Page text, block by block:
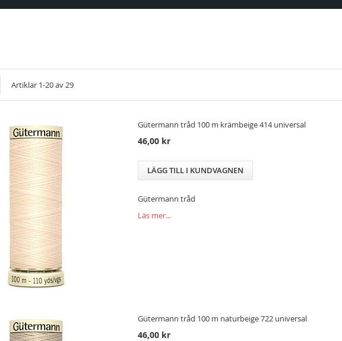
Artiklar 1-20av 29
Gütermann tråd 100 m krämbeige 414 universal
46,00 kr
LÄGG TILL I KUNDVAGNEN
Gütermann tråd
Läs mer...
Gütermann tråd 100 m naturbeige 722 universal
46,00 kr